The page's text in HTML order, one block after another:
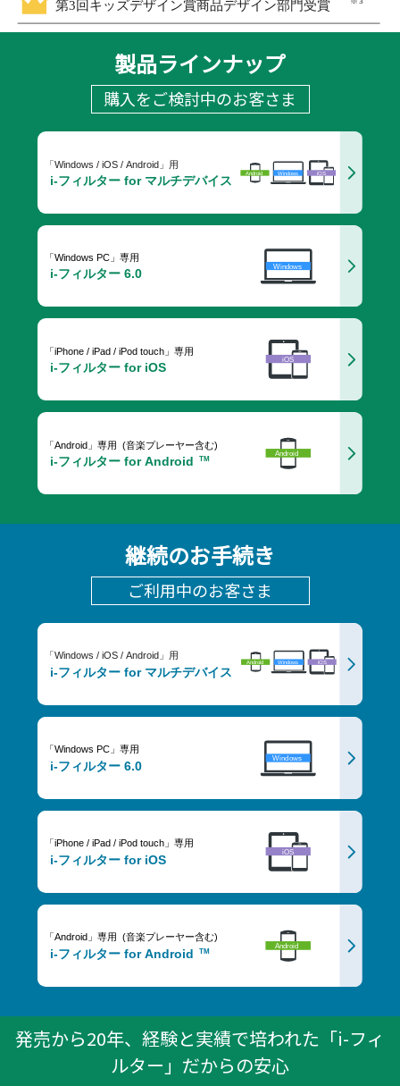
第3回キッズデザイン賞商品デザイン部門受賞
製品ラインナップ
購入をご検討中のお客さま
継続のお手続き
ご利用中のお客さま
発売から20年、経験と実績で培われた「i-フィ
ルター」だからの安心